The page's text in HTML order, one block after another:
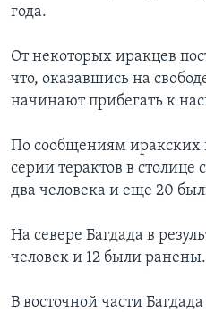
года.
От некоторых иракцев
что, оказавшись на
начинают прибегать к
По сообщениям иракских
серии терактов в столице
два человека и еще 20
На севере Багдада в
человек и 12 были ранены.
В восточной части Багдада